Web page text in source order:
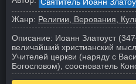
Жанр: Религии, Верования,
Описание: Иоанн Златоуст
величайший христианский
Учителей церкви (наряду с
Богословом), сооснователь